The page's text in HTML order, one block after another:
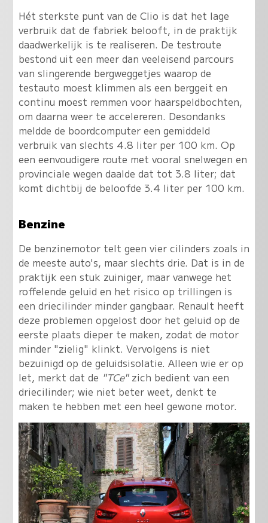
Hét sterkste punt van de Clio is dat het lage
verbruik dat de fabriek belooft, in de praktijk
daadwerkelijk is te realiseren. De testroute
bestond uit een meer dan veeleisend parcours
van slingerende bergweggetjes waarop de
testauto moest klimmen als een berggeit en
continu moest remmen voor haarspeldbochten,
om daarna weer te accelereren. Desondanks
meldde de boordcomputer een gemiddeld
verbruik van slechts 4.8 liter per 100 km. Op
een eenvoudigere route met vooral snelwegen en
provinciale wegen daalde dat tot 3.8 liter; dat
komt dichtbij de beloofde 3.4 liter per 100 km.
Benzine
De benzinemotor telt geen vier cilinders zoals in
de meeste auto's, maar slechts drie. Dat is in de
praktijk een stuk zuiniger, maar vanwege het
roffelende geluid en het risico op trillingen is
een driecilinder minder gangbaar. Renault heeft
deze problemen opgelost door het geluid op de
eerste plaats dieper te maken, zodat de motor
minder "zielig" klinkt. Vervolgens is niet
bezuinigd op de geluidsisolatie. Alleen wie er op
let, merkt dat de "TCe"zich bedient van een
driecilinder; wie niet beter weet, denkt te
maken te hebben met een heel gewone motor.